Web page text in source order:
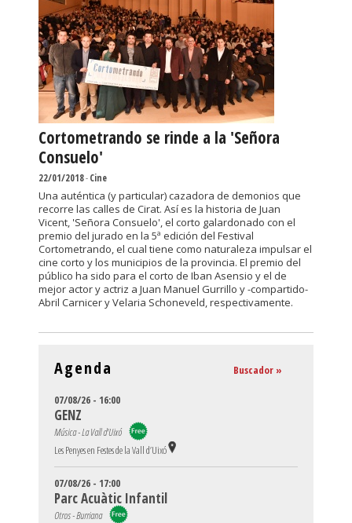
Cortometrando se rinde a la 'Señora
Consuelo'
22/01/2018-Cine
Una auténtica (y particular) cazadora de demonios que
recorre las calles de Cirat. Así es la historia de Juan
Vicent, 'Señora Consuelo', el corto galardonado con el
premio del jurado en la 5ª edición del Festival
Cortometrando, el cual tiene como naturaleza impulsar el
cine corto y los municipios de la provincia. El premio del
público ha sido para el corto de Iban Asensio y el de
mejor actor y actriz a Juan Manuel Gurrillo y -compartido-
Abril Carnicer y Velaria Schoneveld, respectivamente.
Agenda Buscador »
07/08/26 - 16:00
GENZ
Música - La Vall d'Uixó
Les Penyes en Festes de la Vall d’Uixó
07/08/26 - 17:00
Parc Acuàtic Infantil
Otros - Burriana